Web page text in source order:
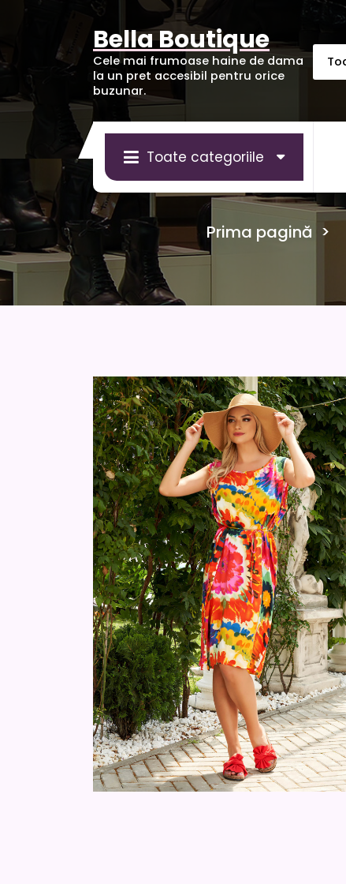
Bella Boutique
Cele mai frumoase haine de dama
la un pret accesibil pentru orice
buzunar.
Toate categoriile
Prima pagină >